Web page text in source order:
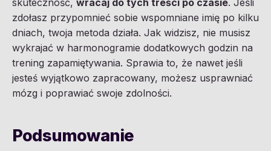
zdołasz przypomnieć sobie wspomniane imię po kilku
dniach, twoja metoda działa. Jak widzisz, nie musisz
wykrajać w harmonogramie dodatkowych godzin na
trening zapamiętywania. Sprawia to, że nawet jeśli
jesteś wyjątkowo zapracowany, możesz usprawniać
mózg i poprawiać swoje zdolności.
Podsumowanie